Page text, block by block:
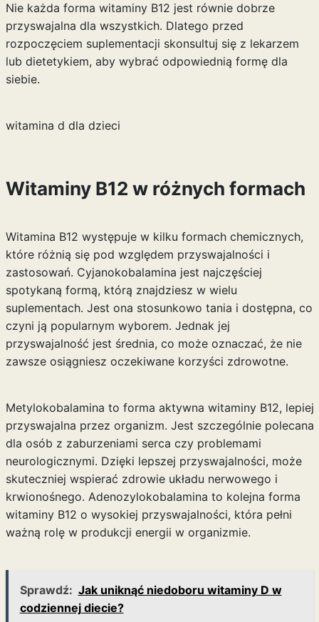
Nie każda forma witaminy B12 jest równie dobrze
przyswajalna dla wszystkich. Dlatego przed
rozpoczęciem suplementacji skonsultuj się z lekarzem
lub dietetykiem, aby wybrać odpowiednią formę dla
siebie.
witamina d dla dzieci
Witaminy B12 w różnych formach
Witamina B12 występuje w kilku formach chemicznych,
które różnią się pod względem przyswajalności i
zastosowań. Cyjanokobalamina jest najczęściej
spotykaną formą, którą znajdziesz w wielu
suplementach. Jest ona stosunkowo tania i dostępna, co
czyni ją popularnym wyborem. Jednak jej
przyswajalność jest średnia, co może oznaczać, że nie
zawsze osiągniesz oczekiwane korzyści zdrowotne.
Metylokobalamina to forma aktywna witaminy B12, lepiej
przyswajalna przez organizm. Jest szczególnie polecana
dla osób z zaburzeniami serca czy problemami
neurologicznymi. Dzięki lepszej przyswajalności, może
skuteczniej wspierać zdrowie układu nerwowego i
krwionośnego. Adenozylokobalamina to kolejna forma
witaminy B12 o wysokiej przyswajalności, która pełni
ważną rolę w produkcji energii w organizmie.
Sprawdź: Jak uniknąć niedoboru witaminy D w
codziennej diecie?